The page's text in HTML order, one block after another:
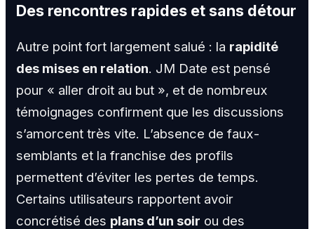
Des rencontres rapides et sans détour
Autre point fort largement salué : la rapidité
des mises en relation. JM Date est pensé
pour « aller droit au but », et de nombreux
témoignages confirment que les discussions
s’amorcent très vite. L’absence de faux-
semblants et la franchise des profils
permettent d’éviter les pertes de temps.
Certains utilisateurs rapportent avoir
concrétisé des plans d’un soir ou des